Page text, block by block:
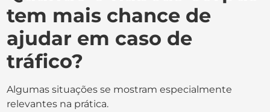
tem mais chance de
ajudar em caso de
tráfico?
Algumas situações se mostram especialmente
relevantes na prática.